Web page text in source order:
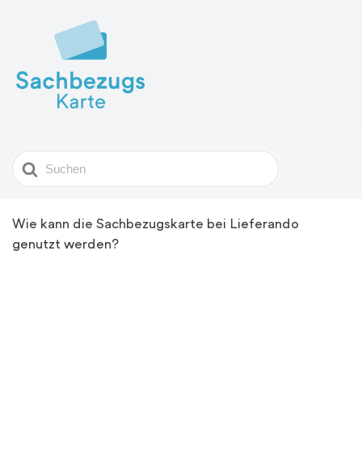
Search
For
Wie kann die Sachbezugskarte bei Lieferando
genutzt werden?